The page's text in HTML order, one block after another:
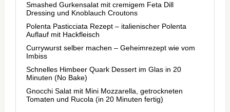
Smashed Gurkensalat mit cremigem Feta Dill
Dressing und Knoblauch Croutons
Polenta Pasticciata Rezept – italienischer Polenta
Auflauf mit Hackfleisch
Currywurst selber machen – Geheimrezept wie vom
Imbiss
Schnelles Himbeer Quark Dessert im Glas in 20
Minuten (No Bake)
Gnocchi Salat mit Mini Mozzarella, getrockneten
Tomaten und Rucola (in 20 Minuten fertig)